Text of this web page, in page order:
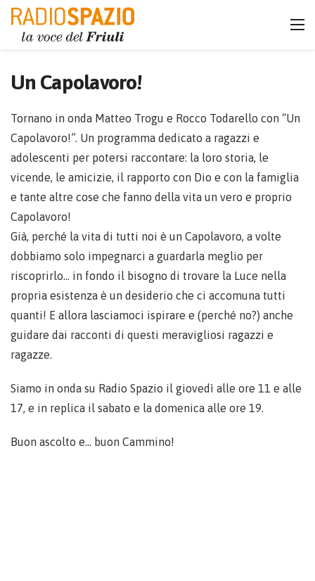
Un Capolavoro!
Tornano in onda Matteo Trogu e Rocco Todarello con “Un
Capolavoro!”. Un programma dedicato a ragazzi e
adolescenti per potersi raccontare: la loro storia, le
vicende, le amicizie, il rapporto con Dio e con la famiglia
e tante altre cose che fanno della vita un vero e proprio
Capolavoro!
Già, perché la vita di tutti noi è un Capolavoro, a volte
dobbiamo solo impegnarci a guardarla meglio per
riscoprirlo… in fondo il bisogno di trovare la Luce nella
propria esistenza è un desiderio che ci accomuna tutti
quanti! E allora lasciamoci ispirare e (perché no?) anche
guidare dai racconti di questi meravigliosi ragazzi e
ragazze.
Siamo in onda su Radio Spazio il giovedì alle ore 11 e alle
17, e in replica il sabato e la domenica alle ore 19.
Buon ascolto e… buon Cammino!